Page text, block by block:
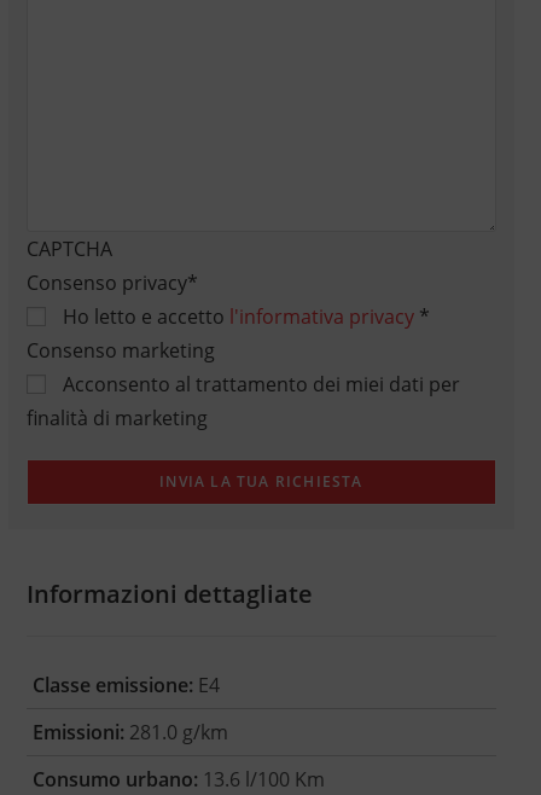
CAPTCHA
Consenso privacy*
Ho letto e accetto l'informativa privacy*
Consenso marketing
Acconsento al trattamento dei miei dati per
finalità di marketing
Informazioni dettagliate
Classe emissione: E4
Emissioni: 281.0 g/km
Consumo urbano: 13.6 l/100 Km